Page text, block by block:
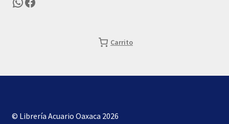
Carrito
© Librería Acuario Oaxaca 2026